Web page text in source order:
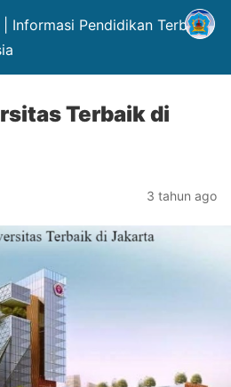
Informasi Pendidikan Terbaik
Terbaik di
3 tahun ago